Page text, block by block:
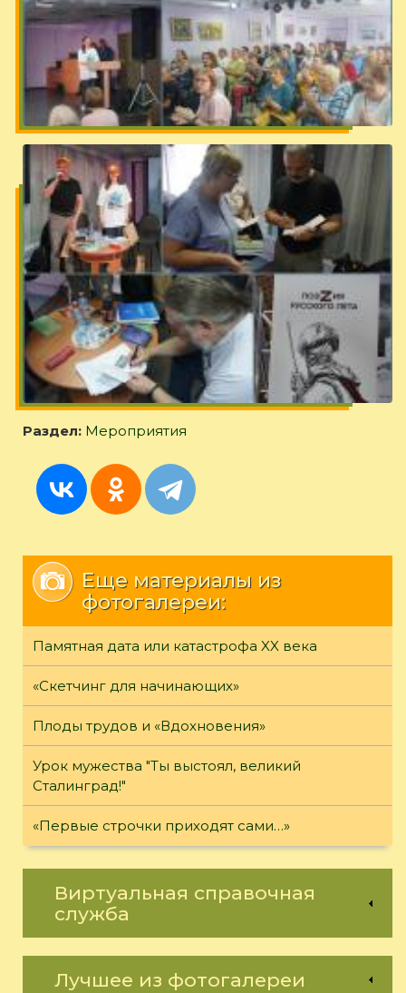
Раздел: Мероприятия
Еще материалы из
фотогалереи:
Памятная дата или катастрофа XX века
«Скетчинг для начинающих»
Плоды трудов и «Вдохновения»
Урок мужества "Ты выстоял, великий
Сталинград!"
«Первые строчки приходят сами…»
Виртуальная справочная
служба
Лучшее из фотогалереи